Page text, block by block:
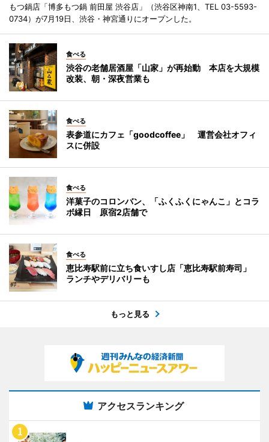
もつ鍋店「博多もつ鍋 前田屋 渋谷店」（渋谷区神南1、TEL 03-5593-
0734）が7月19日、渋谷・神宮通りにオープンした。
食べる
渋谷の老舗居酒屋「山家」が再始動 本店を大規模
改装、朝・深夜営業も
食べる
表参道にカフェ「goodcoffee」 運営会社オフィ
スに併設
食べる
洋菓子のコロンバン、「ふくふくにゃんこ」とコラ
ボ縁日 原宿2店舗で
食べる
恵比寿駅前に立ち食いすし店「恵比寿駅前寿司」
ランチやデリバリーも
もっと見る
アクセスランキング